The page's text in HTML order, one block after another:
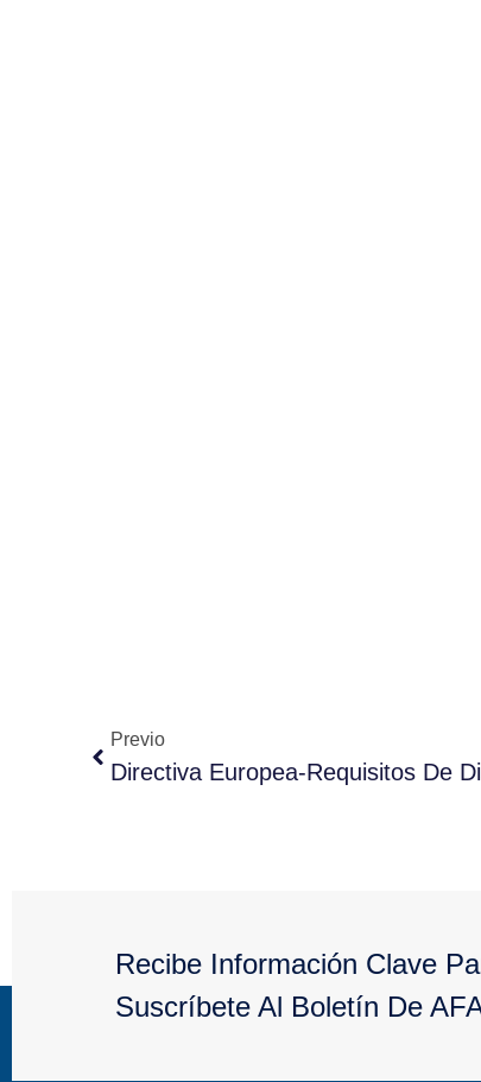
Previo
Recibe Información Clave
Suscríbete Al Boletín De